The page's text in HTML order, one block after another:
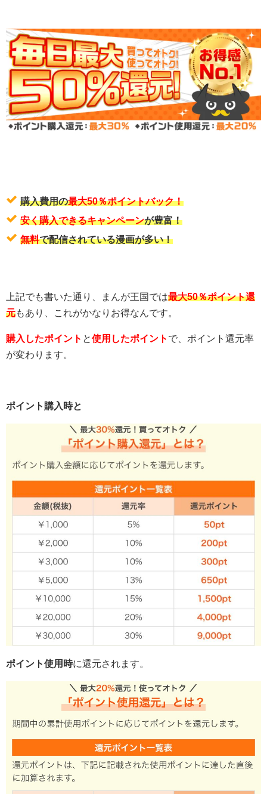
購入費用の最大50％ポイントバック！
安く購入できるキャンペーンが豊富！
無料で配信されている漫画が多い！
上記でも書いた通り、まんが王国では最大50％ポイント還
元もあり、これがかなりお得なんです。
購入したポイント と使用したポイント で、ポイント還元率
が変わります。
ポイント購入時と
ポイント使用時に還元されます。